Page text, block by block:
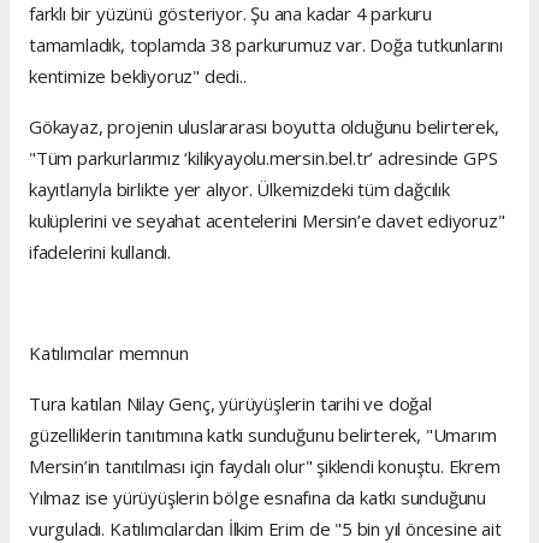
farklı bir yüzünü gösteriyor. Şu ana kadar 4 parkuru
tamamladık, toplamda 38 parkurumuz var. Doğa tutkunlarını
kentimize bekliyoruz" dedi..
Gökayaz, projenin uluslararası boyutta olduğunu belirterek,
"Tüm parkurlarımız ‘kilikyayolu.mersin.bel.tr’ adresinde GPS
kayıtlarıyla birlikte yer alıyor. Ülkemizdeki tüm dağcılık
kulüplerini ve seyahat acentelerini Mersin’e davet ediyoruz"
ifadelerini kullandı.
Katılımcılar memnun
Tura katılan Nilay Genç, yürüyüşlerin tarihi ve doğal
güzelliklerin tanıtımına katkı sunduğunu belirterek, "Umarım
Mersin’in tanıtılması için faydalı olur" şiklendi konuştu. Ekrem
Yılmaz ise yürüyüşlerin bölge esnafına da katkı sunduğunu
vurguladı. Katılımcılardan İlkim Erim de "5 bin yıl öncesine ait